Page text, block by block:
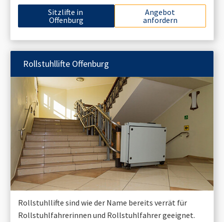
Sitzlifte in
Offenburg
Angebot
anfordern
Rollstuhllifte Offenburg
Rollstuhllifte sind wie der Name bereits verrät für
Rollstuhlfahrerinnen und Rollstuhlfahrer geeignet.